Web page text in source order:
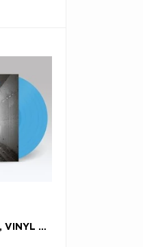
ROBBIE FULKS, VINYL NOW THEN